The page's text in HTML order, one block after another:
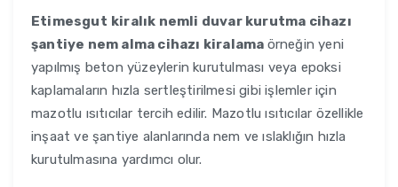
Etimesgut kiralık nemli duvar kurutma cihazı
şantiye nem alma cihazı kiralama örneğin yeni
yapılmış beton yüzeylerin kurutulması veya epoksi
kaplamaların hızla sertleştirilmesi gibi işlemler için
mazotlu ısıtıcılar tercih edilir. Mazotlu ısıtıcılar özellikle
inşaat ve şantiye alanlarında nem ve ıslaklığın hızla
kurutulmasına yardımcı olur.